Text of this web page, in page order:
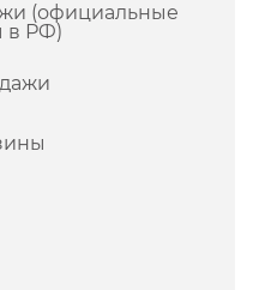
(официальные
в РФ)